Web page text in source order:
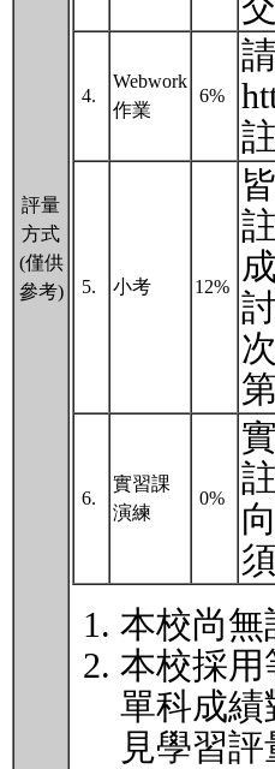
評量
方式
(僅供
參考)
4.
Webwork
作業
6%
5. 小考 12%
6.
實習課
演練
0%
本校尚
本校採用
單科成績
見學習